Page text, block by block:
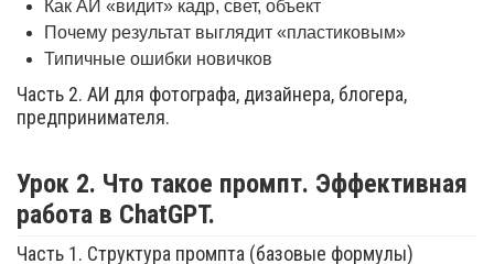
Как АИ «видит» кадр, свет, объект
Почему результат выглядит «пластиковым»
Типичные ошибки новичков
Часть 2. АИ для фотографа, дизайнера, блогера,
предпринимателя.
Урок 2. Что такое промпт. Эффективная
работа в ChatGPT.
Часть 1. Структура промпта (базовые формулы)